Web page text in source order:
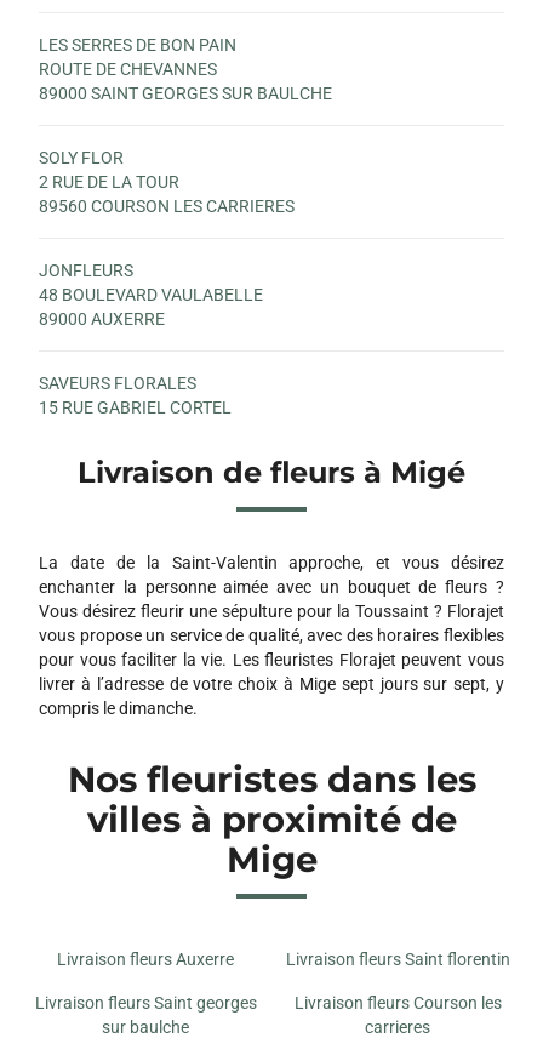
LES SERRES DE BON PAIN
ROUTE DE CHEVANNES
89000 SAINT GEORGES SUR BAULCHE
SOLY FLOR
2 RUE DE LA TOUR
89560 COURSON LES CARRIERES
JONFLEURS
48 BOULEVARD VAULABELLE
89000 AUXERRE
SAVEURS FLORALES
15 RUE GABRIEL CORTEL
PETIT ATELIER FLORAL
71 ROUTE D AUXERRE
89380 APPOIGNY
Livraison de fleurs à Migé
La date de la Saint-Valentin approche, et vous désirez
enchanter la personne aimée avec un bouquet de fleurs ?
Vous désirez fleurir une sépulture pour la Toussaint ? Florajet
vous propose un service de qualité, avec des horaires flexibles
pour vous faciliter la vie. Les fleuristes Florajet peuvent vous
livrer à l’adresse de votre choix à Mige sept jours sur sept, y
compris le dimanche.
Nos fleuristes dans les
villes à proximité de
Mige
Livraison fleurs Auxerre Livraison fleurs Saint florentin
Livraison fleurs Saint georges
sur baulche
Livraison fleurs Courson les
carrieres